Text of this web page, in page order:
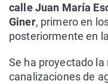
calle Juan María
Giner, primero en
posteriormente en
Se ha proyectado la
canalizaciones de